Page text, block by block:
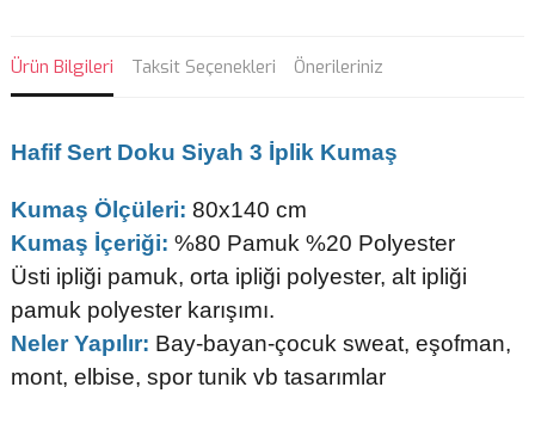
Ürün Bilgileri Taksit Seçenekleri Önerileriniz
Hafif Sert Doku Siyah 3 İplik Kumaş
Kumaş Ölçüleri: 80x140 cm
Kumaş İçeriği: %80 Pamuk %20 Polyester
Üsti ipliği pamuk, orta ipliği polyester, alt ipliği
pamuk polyester karışımı.
Neler Yapılır: Bay-bayan-çocuk sweat, eşofman,
mont, elbise, spor tunik vb tasarımlar